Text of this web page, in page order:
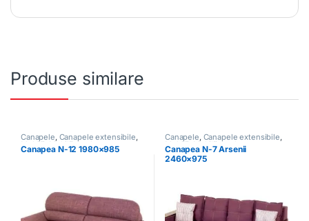
Produse similare
Canapele, Canapele extensibile,
Mobilă Mobilă moale
Canapea N-12 1980×985
Canapele, Canapele extensibile,
Mobilă Mobilă moale
Canapea N-7 Arsenii
2460×975